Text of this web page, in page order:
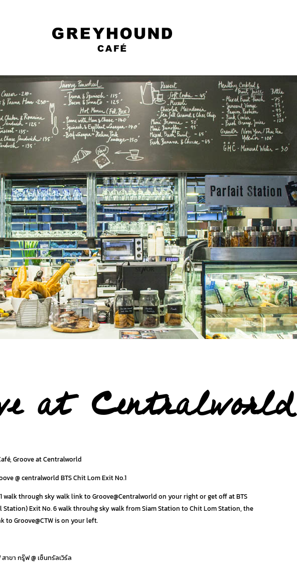
at Centralworld
Groove at Centralworld
@ centralworld BTS Chit Lom Exit No.1
walk through sky walk link to Groove@Centralworld on your right or get off at BTS
Station) Exit No. 6 walk throuhg sky walk from Siam Station to Chit Lom Station, the
to Groove@CTW is on your left.
สาขา กรู๊ฟ @ เซ็นทรัลเวิร์ล